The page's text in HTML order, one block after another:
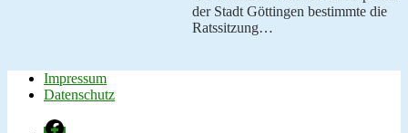
im
Stadtrat
der Stadt Göttingen bestimmte die
Ratssitzung…
Impressum
Datenschutz
Facebook